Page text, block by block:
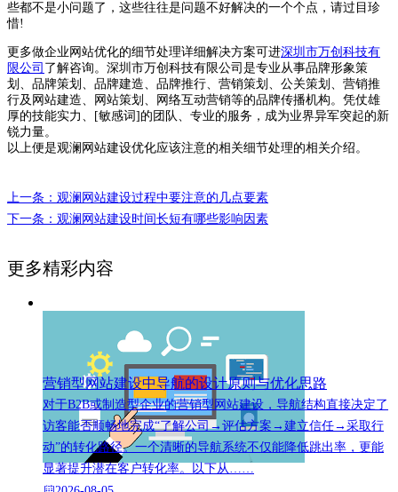
些都不是小问题了，这些往往是问题不好解决的一个个点，请过目珍
惜!
更多做企业网站优化的细节处理详细解决方案可进深圳市万创科技有
限公司 了解咨询。深圳市万创科技有限公司是专业从事品牌形象策
划、品牌策划、品牌建造、品牌推行、营销策划、公关策划、营销推
行及网站建造、网站策划、网络互动营销等的品牌传播机构。凭仗雄
厚的技能实力、[敏感词]的团队、专业的服务，成为业界异军突起的新
锐力量。
以上便是观澜网站建设优化应该注意的相关细节处理的相关介绍。
上一条：观澜网站建设过程中要注意的几点要素
下一条：观澜网站建设时间长短有哪些影响因素
更多精彩内容
营销型网站建设中导航的设计原则与优化思路
对于B2B或制造型企业的营销型网站建设，导航结构直接决定了
访客能否顺畅地完成“了解公司→评估方案→建立信任→采取行
动”的转化路径。一个清晰的导航系统不仅能降低跳出率，更能
显著提升潜在客户转化率。以下从……